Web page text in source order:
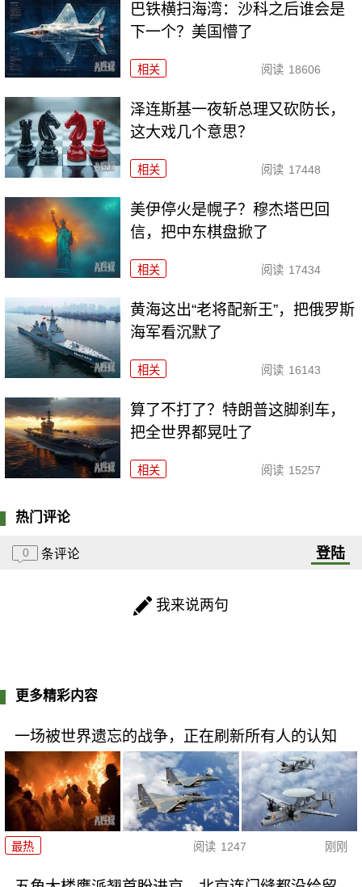
巴铁横扫海湾：沙科之后谁会是
下一个？美国懵了
相关 阅读 18606
泽连斯基一夜斩总理又砍防长，
这大戏几个意思？
相关 阅读 17448
美伊停火是幌子？穆杰塔巴回
信，把中东棋盘掀了
相关 阅读 17434
黄海这出“老将配新王”，把俄罗斯
海军看沉默了
相关 阅读 16143
算了不打了？特朗普这脚刹车，
把全世界都晃吐了
相关 阅读 15257
热门评论
0 条评论 登陆
我来说两句
更多精彩内容
一场被世界遗忘的战争，正在刷新所有人的认知
最热 阅读 1247 刚刚